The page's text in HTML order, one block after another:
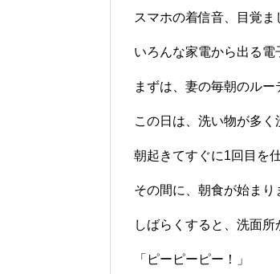
スマホの着信音、目覚ま
いろんな家電から出る電
まずは、妻の毎朝のルー
この日は、洗い物が多く
朝起きてすぐに1回目を
その間に、朝食が始まり
しばらくすると、洗面
「ピーピーピー！」